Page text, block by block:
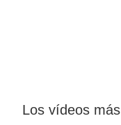
Los vídeos más